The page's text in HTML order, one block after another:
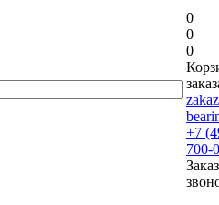
0
0
0
+7
700-